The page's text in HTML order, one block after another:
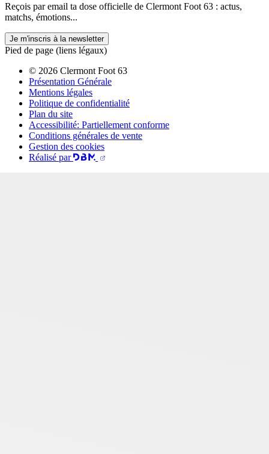
Reçois par email ta dose officielle de Clermont Foot 63 : actus,
matchs, émotions...
Je m'inscris à la newsletter
Pied de page (liens légaux)
© 2026 Clermont Foot 63
Présentation Générale
Mentions légales
Politique de confidentialité
Plan du site
Accessibilité: Partiellement conforme
Conditions générales de vente
Gestion des cookies
Réalisé par